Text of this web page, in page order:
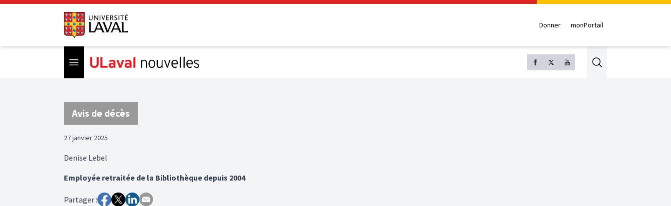
Donner monPortail
Open menu Search
Avis de décès
27 janvier 2025
Denise Lebel
Employée retraitée de la Bibliothèque depuis 2004
Partager :